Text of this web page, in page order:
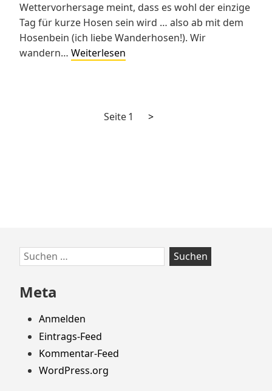
Wettervorhersage meint, dass es wohl der einzige
Tag für kurze Hosen sein wird … also ab mit dem
Hosenbein (ich liebe Wanderhosen!). Wir
wandern… Weiterlesen
2
Seitennummerierung
Seite1
Nächste
>
Zum
Footer
springen
Suchen
nach:
Meta
Anmelden
Eintrags-Feed
Kommentar-Feed
WordPress.org